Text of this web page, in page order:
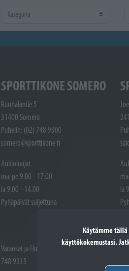
Käytämme
käyttökokemustasi.
SPORTTIKONE SOMERO
Ruunalantie 5
31400 Somero
Puhelin: (02) 748 9300
somero@sporttikone.fi
Aukioloajat
ma-pe 9.00 - 17.00
la 9.00 - 14.00
Pyhäpäivät suljettuna
Varaosat ja Huoltotöiden vastaanotto: (02)
748 9315
la